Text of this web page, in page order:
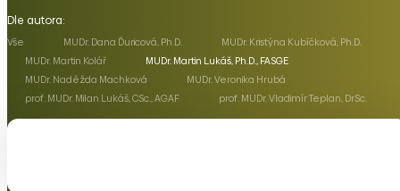
Dle autora:
Vše MUDr. Dana Ďuricová, Ph.D.
MUDr. Kristýna Kubíčková, Ph.D.
MUDr. Martin Kolář
MUDr. Martin Lukáš, Ph.D., FASGE
MUDr. Naděžda Machková
MUDr. Veronika Hrubá
prof. MUDr. Milan Lukáš, CSc., AGAF
prof. MUDr. Vladimír Teplan, DrSc.